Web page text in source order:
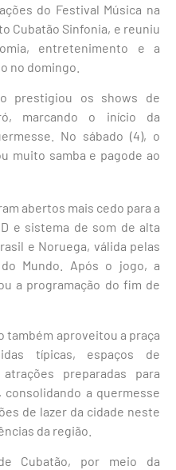
do Festival Música na
Cubatão Sinfonia, e reuniu
entretenimento e a
no domingo.
prestigiou os shows de
marcando o início da
No sábado (4), o
muito samba e pagode ao
abertos mais cedo para a
e sistema de som de alta
e Noruega, válida pelas
Mundo. Após o jogo, a
a programação do fim de
também aproveitou a praça
típicas, espaços de
preparadas para
a quermesse
de lazer da cidade neste
da região.
Cubatão, por meio da